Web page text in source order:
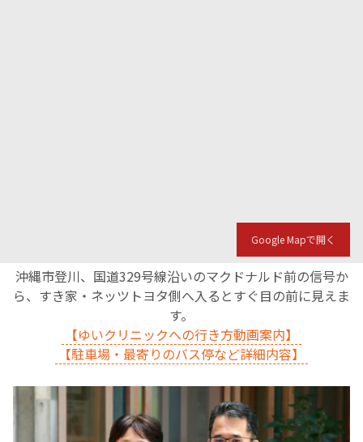
Google Mapで開く
沖縄市登川、国道329号線沿いのマクドナルド前の信号か
ら、すき家・ネッツトヨタ側へ入るとすぐ目の前に見えま
す。
【ゆいクリニックへの行き方動画案内】
【駐車場・最寄りのバス停など詳細内容】